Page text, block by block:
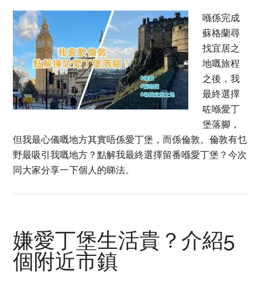
喺係完成
蘇格蘭尋
找宜居之
地嘅旅程
之後，我
最終選擇
咗喺愛丁
堡落腳，
但我最心儀嘅地方其實唔係愛丁堡，而係倫敦。倫敦有乜
野最吸引我嘅地方？點解我最終選擇留番喺愛丁堡？今次
同大家分享一下個人的睇法。
嫌愛丁堡生活貴？介紹5
個附近市鎮